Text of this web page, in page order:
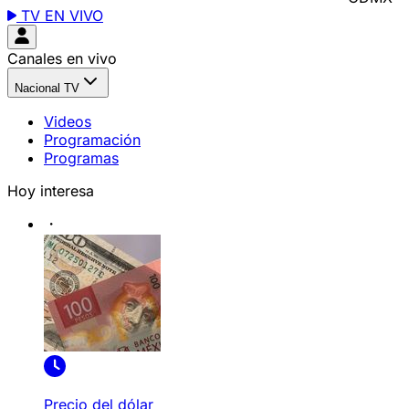
TV EN VIVO
Canales en vivo
Nacional TV
Videos
Programación
Programas
Hoy interesa
Precio del dólar